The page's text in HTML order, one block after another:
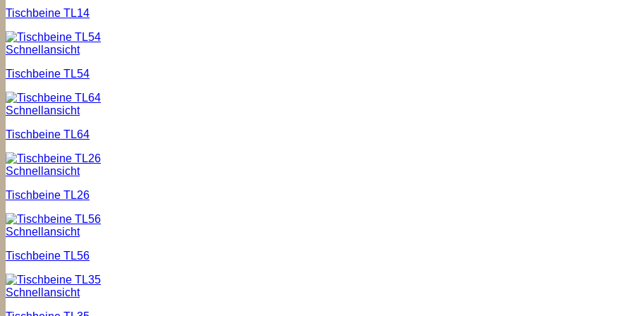
Tischbeine TL14
Schnellansicht
Tischbeine TL54
Schnellansicht
Tischbeine TL64
Schnellansicht
Tischbeine TL26
Schnellansicht
Tischbeine TL56
Schnellansicht